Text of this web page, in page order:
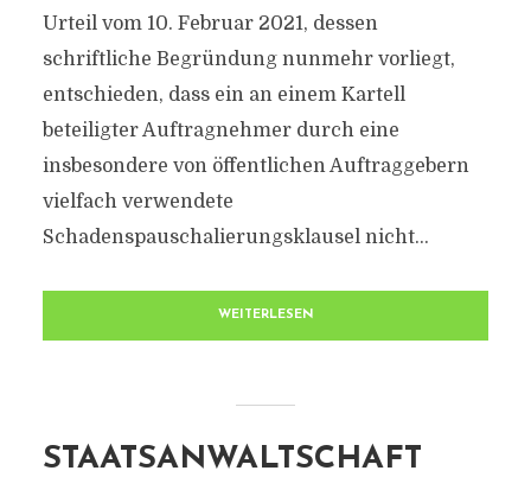
Urteil vom 10. Februar 2021, dessen
schriftliche Begründung nunmehr vorliegt,
entschieden, dass ein an einem Kartell
beteiligter Auftragnehmer durch eine
insbesondere von öffentlichen Auftraggebern
vielfach verwendete
Schadenspauschalierungsklausel nicht...
WEITERLESEN
STAATSANWALTSCHAFT